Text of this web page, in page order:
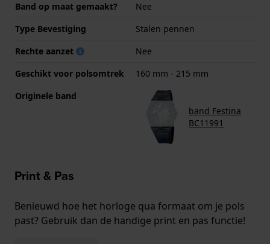
Band op maat gemaakt?
Nee
Type Bevestiging
Stalen pennen
Rechte aanzet
Nee
Geschikt voor polsomtrek
160 mm - 215 mm
Originele band
band Festina
BC11991
Print & Pas
Benieuwd hoe het horloge qua formaat om je pols
past? Gebruik dan de handige print en pas functie!